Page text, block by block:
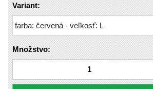
Variant:
Množstvo: